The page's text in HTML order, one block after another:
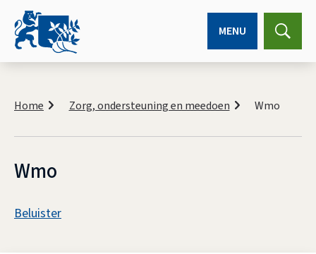
MENU
r
i
e
l
d
Home Zorg, ondersteuning en meedoen Wmo
Wmo
Beluister